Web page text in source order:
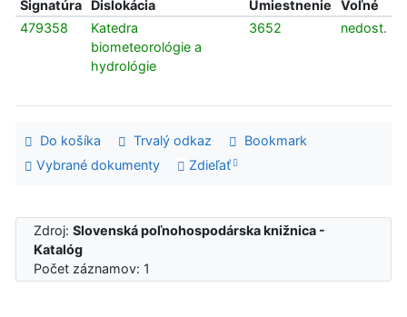
Signatúra Dislokácia Umiestnenie
Voľné
479358
Katedra
biometeorológie a
hydrológie
3652 nedost.
Do košíka Trvalý odkaz
Bookmark
Vybrané dokumenty
Zdieľať
Zdroj:Slovenská poľnohospodárska knižnica -
Katalóg
Počet záznamov: 1